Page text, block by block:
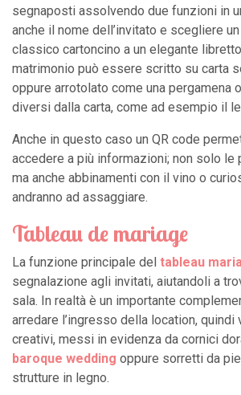
segnaposti assolvendo due funzioni in
anche il nome dell’invitato e scegliere
classico cartoncino a un elegante
matrimonio può essere scritto su carta
oppure arrotolato come una pergamena
diversi dalla carta, come ad esempio il
Anche in questo caso un QR code
accedere a più informazioni; non solo le
ma anche abbinamenti con il vino o
andranno ad assaggiare.
Tableau de mariage
La funzione principale del tableau
segnalazione agli invitati, aiutandoli a
sala. In realtà è un importante
arredare l’ingresso della location, quindi
creativi, messi in evidenza da cornici
baroque wedding oppure sorretti da
strutture in legno.